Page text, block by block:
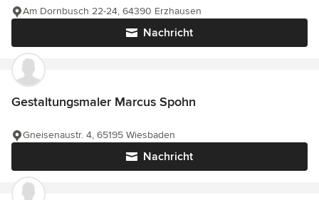
Nachricht
Am Dornbusch 22-24, 64390 Erzhausen
Gestaltungsmaler Marcus Spohn
Nachricht
Gneisenaustr. 4, 65195 Wiesbaden